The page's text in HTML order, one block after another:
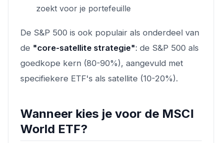
zoekt voor je portefeuille
De S&P 500 is ook populair als onderdeel van
de "core-satellite strategie": de S&P 500 als
goedkope kern (80-90%), aangevuld met
specifiekere ETF's als satellite (10-20%).
Wanneer kies je voor de MSCI
World ETF?